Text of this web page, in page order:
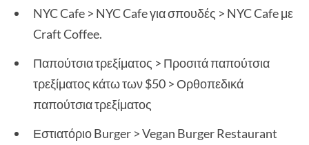
NYC Cafe > NYC Cafe για σπουδές > NYC Cafe με
Craft Coffee.
Παπούτσια τρεξίματος > Προσιτά παπούτσια
τρεξίματος κάτω των $50 > Ορθοπεδικά
παπούτσια τρεξίματος
Εστιατόριο Burger > Vegan Burger Restaurant